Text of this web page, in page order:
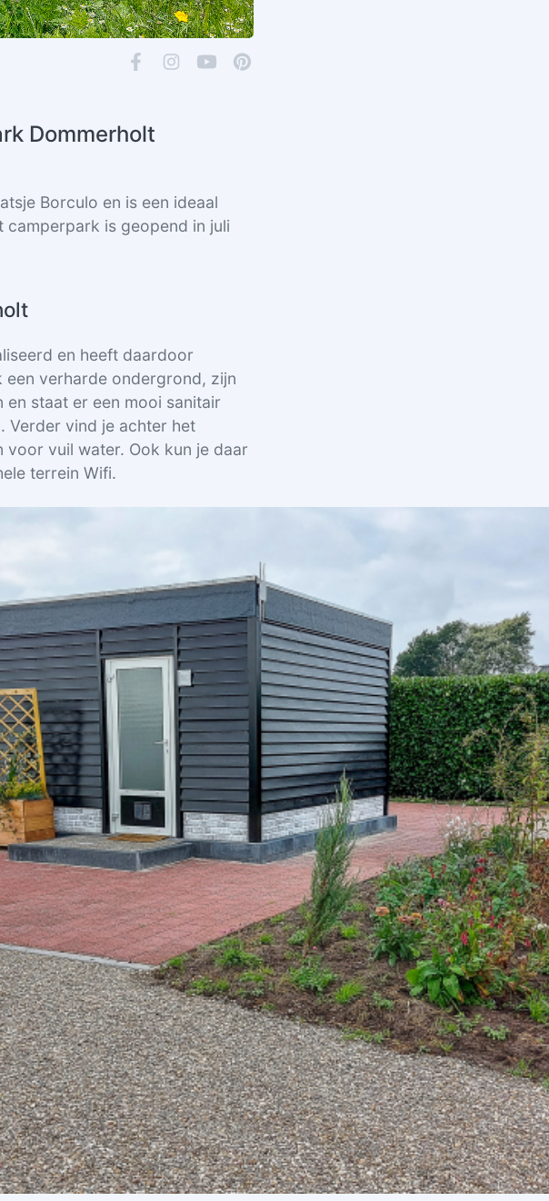
Dommerholt
Borculo en is een ideaal
is geopend in juli
en heeft daardoor
verharde ondergrond, zijn
staat er een mooi sanitair
Verder vind je achter het
vuil water. Ook kun je daar
terrein Wifi.